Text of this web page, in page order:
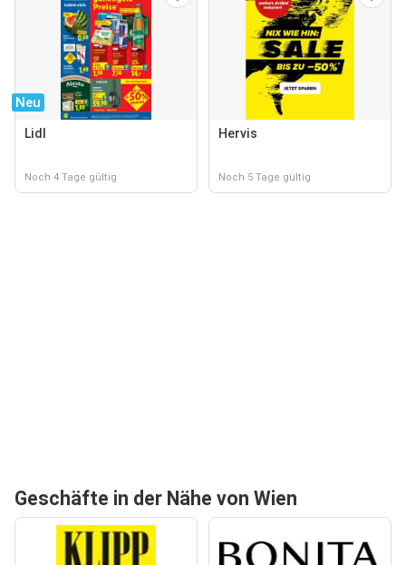
Neu
Lidl
Noch 4 Tage gültig
Hervis
Noch 5 Tage gültig
Geschäfte in der Nähe von Wien